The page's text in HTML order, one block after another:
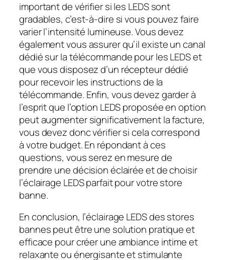
important de vérifier si les LEDS sont
gradables, c’est-à-dire si vous pouvez faire
varier l’intensité lumineuse. Vous devez
également vous assurer qu’il existe un canal
dédié sur la télécommande pour les LEDS et
que vous disposez d’un récepteur dédié
pour recevoir les instructions de la
télécommande. Enfin, vous devez garder à
l’esprit que l’option LEDS proposée en option
peut augmenter significativement la facture,
vous devez donc vérifier si cela correspond
à votre budget. En répondant à ces
questions, vous serez en mesure de
prendre une décision éclairée et de choisir
l’éclairage LEDS parfait pour votre store
banne.
En conclusion, l’éclairage LEDS des stores
bannes peut être une solution pratique et
efficace pour créer une ambiance intime et
relaxante ou énergisante et stimulante